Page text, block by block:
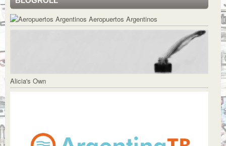
Aeropuertos Argentinos
Alicia's Own